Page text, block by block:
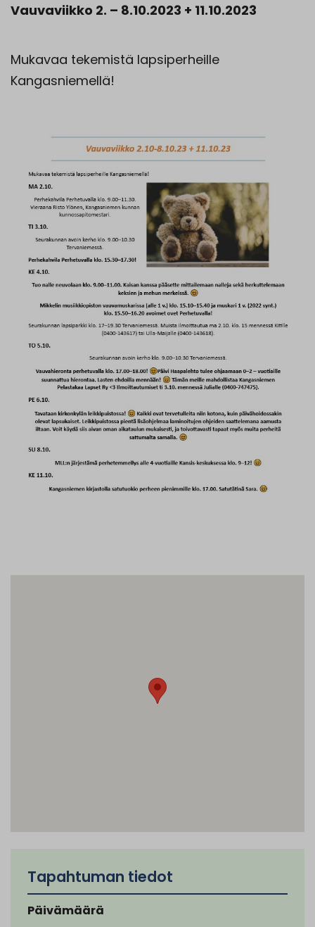
Vauvaviikko 2. – 8.10.2023 + 11.10.2023
Mukavaa tekemistä lapsiperheille
Kangasniemellä!
Tapahtuman tiedot
Päivämäärä